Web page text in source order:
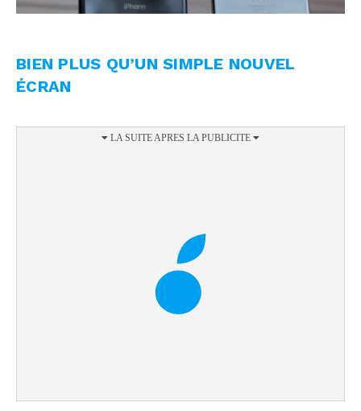
BIEN PLUS QU’UN SIMPLE NOUVEL
ÉCRAN